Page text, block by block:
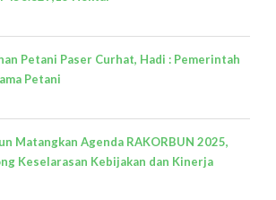
Petani Paser Curhat, Hadi : Pemerintah
Petani
Matangkan Agenda RAKORBUN 2025,
Keselarasan Kebijakan dan Kinerja